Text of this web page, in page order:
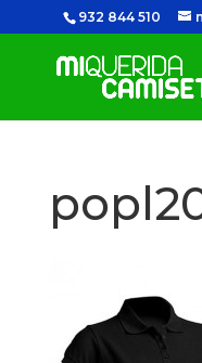
932 844 510